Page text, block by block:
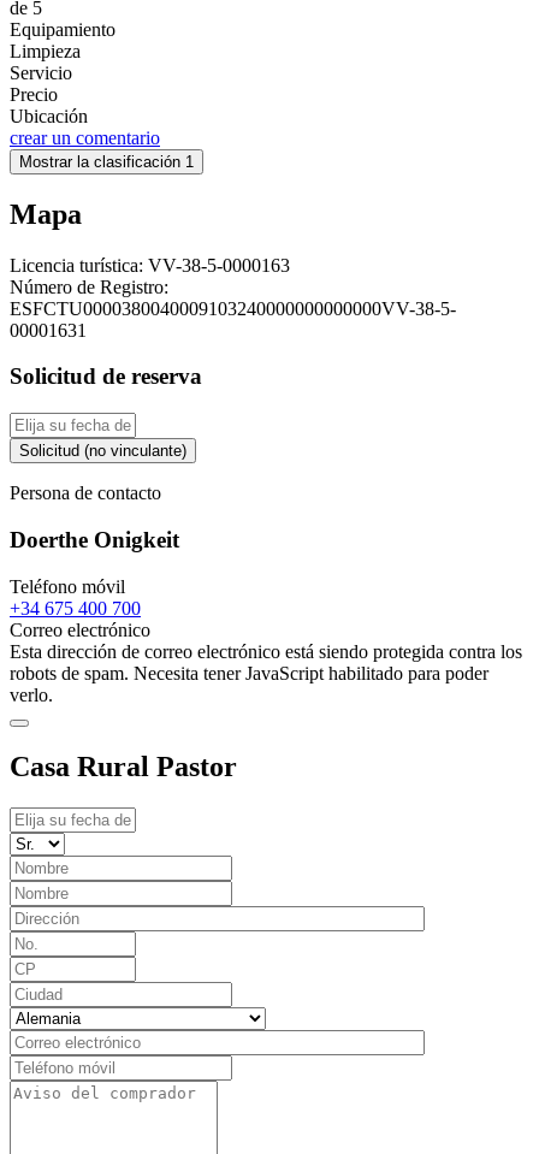
de 5
Equipamiento
Limpieza
Servicio
Precio
Ubicación
crear un comentario
Mostrar la clasificación 1
Mapa
Licencia turística: VV-38-5-0000163
Número de Registro:
ESFCTU0000380040009103240000000000000VV-38-5-
00001631
Solicitud de reserva
Solicitud (no vinculante)
Persona de contacto
Doerthe Onigkeit
Teléfono móvil
+34 675 400 700
Correo electrónico
Esta dirección de correo electrónico está siendo protegida contra los
robots de spam. Necesita tener JavaScript habilitado para poder
verlo.
Casa Rural Pastor